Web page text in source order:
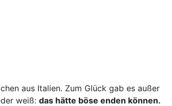
aus Italien. Zum Glück gab es außer
weiß: das hätte böse enden können.